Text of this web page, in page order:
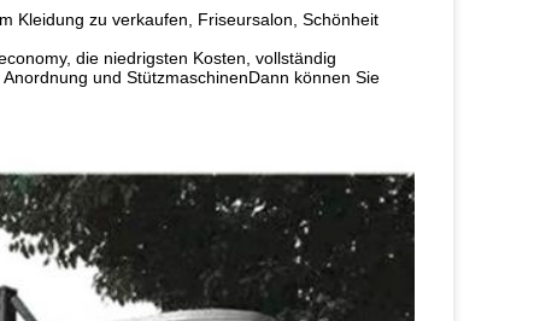
Kleidung zu verkaufen, Friseursalon, Schönheit
die niedrigsten Kosten, vollständig
und StützmaschinenDann können Sie